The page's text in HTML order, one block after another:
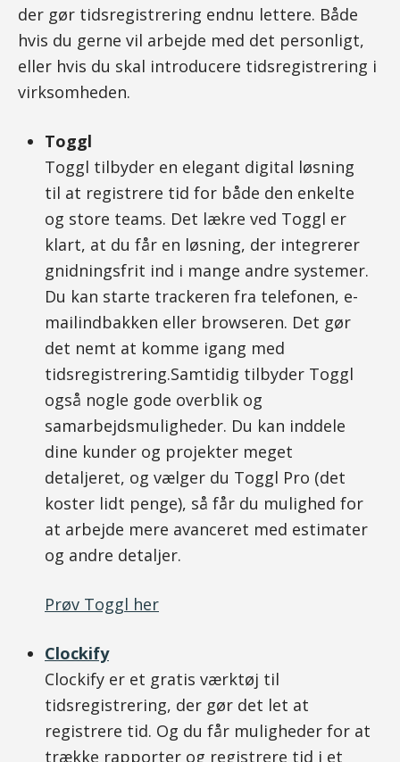
der gør tidsregistrering endnu lettere. Både
hvis du gerne vil arbejde med det personligt,
eller hvis du skal introducere tidsregistrering i
virksomheden.
Toggl
Toggl tilbyder en elegant digital løsning
til at registrere tid for både den enkelte
og store teams. Det lækre ved Toggl er
klart, at du får en løsning, der integrerer
gnidningsfrit ind i mange andre systemer.
Du kan starte trackeren fra telefonen, e-
mailindbakken eller browseren. Det gør
det nemt at komme igang med
tidsregistrering.Samtidig tilbyder Toggl
også nogle gode overblik og
samarbejdsmuligheder. Du kan inddele
dine kunder og projekter meget
detaljeret, og vælger du Toggl Pro (det
koster lidt penge), så får du mulighed for
at arbejde mere avanceret med estimater
og andre detaljer.
Prøv Toggl her
Clockify
Clockify er et gratis værktøj til
tidsregistrering, der gør det let at
registrere tid. Og du får muligheder for at
trække rapporter og registrere tid i et